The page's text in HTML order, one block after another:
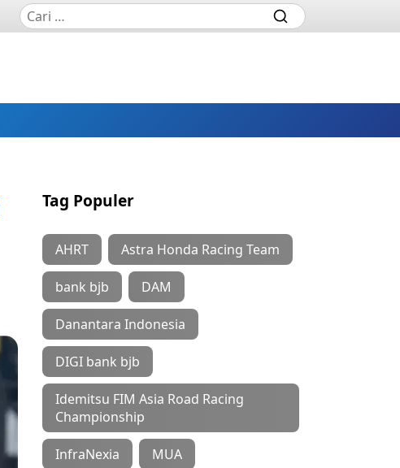
Tag Populer
AHRT Astra Honda Racing Team
bank bjb DAM
Danantara Indonesia
DIGI bank bjb
Idemitsu FIM Asia Road Racing
Championship
InfraNexia MUA